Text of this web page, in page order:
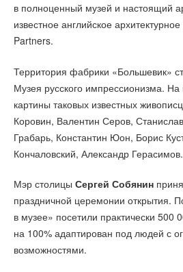
в полноценный музей и настоящий
известное английское
Partners.
Территория фабрики «Большевик»
Музея русского импрессионизма. На
картины таковых известных
Коровин, Валентин Серов,
Грабарь, Константин Юон, Борис
Кончаловский, Александр Герасимов.
Мэр столицы Сергей Собянин
праздничной церемонии открытия.
в музее» посетили практически 500
на 100% адаптирован под людей с
возможностями.